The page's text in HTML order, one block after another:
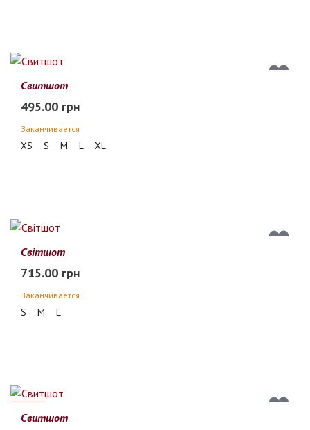
Свитшот
495.00 грн
Заканчивается
XS S M L XL
Світшот
715.00 грн
Заканчивается
S M L
13%
Свитшот